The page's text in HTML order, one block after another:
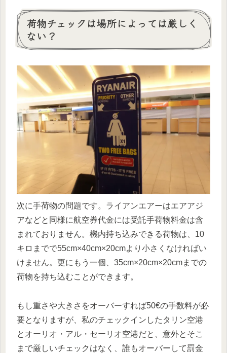
荷物チェックは場所によっては厳しく
ない？
次に手荷物の問題です。ライアンエアーはエアアジ
アなどと同様に航空券代金には受託手荷物料金は含
まれておりません。機内持ち込みできる荷物は、10
キロまでで55cm×40cm×20cmより小さくなければい
けません。更にもう一個、35cm×20cm×20cmまでの
荷物を持ち込むことができます。
もし重さや大きさをオーバーすれば50€の手数料が必
要となりますが、私のチェックインしたタリン空港
とオーリオ・アル・セーリオ空港だと、意外とそこ
まで厳しいチェックはなく、誰もオーバーして罰金